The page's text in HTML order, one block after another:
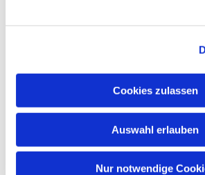
Cookies zulassen
Auswahl erlauben
Nur notwendige
Pfarrei St. Martin
Wallfahrten
Veranstaltungen & Angebote
Kindertagesstätte St. Andreas